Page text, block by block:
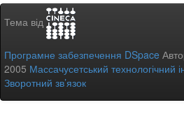
Тема від
Програмне забезпечення DSpace
2005 Массачусетський технологічний
Зворотний зв’язок